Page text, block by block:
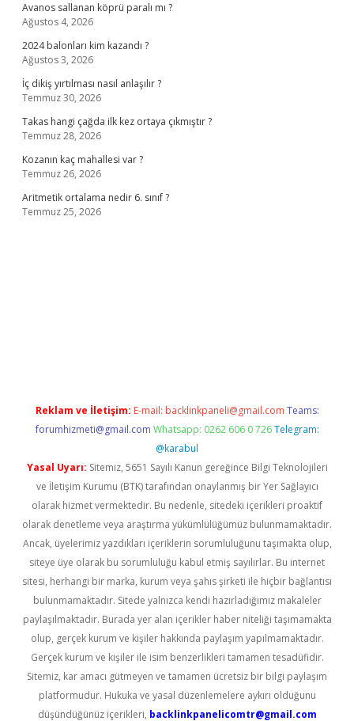
Avanos sallanan köprü paralı mı ?
Ağustos 4, 2026
2024 balonları kim kazandı ?
Ağustos 3, 2026
İç dikiş yırtılması nasıl anlaşılır ?
Temmuz 30, 2026
Takas hangi çağda ilk kez ortaya çıkmıştır ?
Temmuz 28, 2026
Kozanın kaç mahallesi var ?
Temmuz 26, 2026
Aritmetik ortalama nedir 6. sınıf ?
Temmuz 25, 2026
Reklam ve İletişim: E-mail: backlinkpaneli@gmail.com Teams:
forumhizmeti@gmail.com Whatsapp: 0262 606 0 726 Telegram:
@karabul
Yasal Uyarı: Sitemiz, 5651 Sayılı Kanun gereğince Bilgi Teknolojileri
ve İletişim Kurumu (BTK) tarafından onaylanmış bir Yer Sağlayıcı
olarak hizmet vermektedir. Bu nedenle, sitedeki içerikleri proaktif
olarak denetleme veya araştırma yükümlülüğümüz bulunmamaktadır.
Ancak, üyelerimiz yazdıkları içeriklerin sorumluluğunu taşımakta olup,
siteye üye olarak bu sorumluluğu kabul etmiş sayılırlar. Bu internet
sitesi, herhangi bir marka, kurum veya şahıs şirketi ile hiçbir bağlantısı
bulunmamaktadır. Sitede yalnızca kendi hazırladığımız makaleler
paylaşılmaktadır. Burada yer alan içerikler haber niteliği taşımamakta
olup, gerçek kurum ve kişiler hakkında paylaşım yapılmamaktadır.
Gerçek kurum ve kişiler ile isim benzerlikleri tamamen tesadüfidir.
Sitemiz, kar amacı gütmeyen ve tamamen ücretsiz bir bilgi paylaşım
platformudur. Hukuka ve yasal düzenlemelere aykırı olduğunu
düşündüğünüz içerikleri, backlinkpanelicomtr@gmail.com